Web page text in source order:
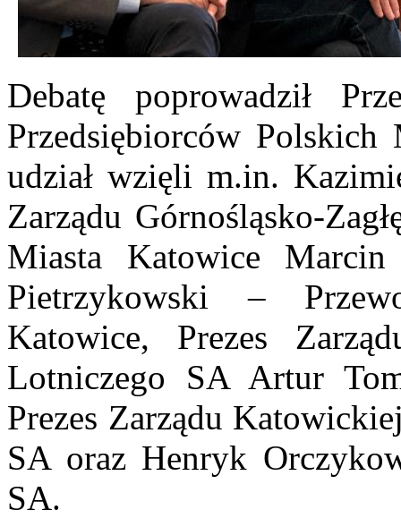
Debatę poprowadził
Przedsiębiorców
udział wzięli m.in.
Zarządu Górnośląsko-
Miasta Katowice
Pietrzykowski –
Katowice, Prezes
Lotniczego SA Artur
Prezes Zarządu
SA oraz Henryk
SA.